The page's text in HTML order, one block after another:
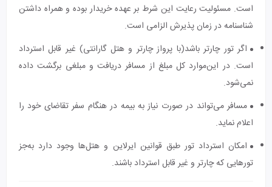
است. مسئولیت رعایت این شرط بر عهده خریدار بوده و همراه داشتن
شناسنامه در زمان پذیرش الزامی است.
اگر تور چارتر باشد(با پرواز چارتر و هتل گارانتی) غیر قابل استرداد
است. در این‌موارد کل مبلغ از مسافر دریافت و مبلغی برگشت داده
نمی‌شود.
مسافر می‌تواند در صورت نیاز به بیمه در هنگام سفر تقاضای خود را
اعلام نماید.
امکان استرداد تور طبق قوانین ایرلاین و هتل‌ها وجود دارد به‌جز
تورهایی که چارتر و غیر قابل استرداد باشند.